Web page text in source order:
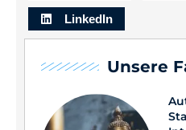
Unsere
LinkedIn